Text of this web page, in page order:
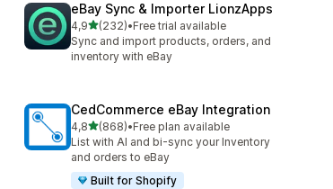
eBay Sync & Importer LionzApps
4,95 yıldız üzerinden
(232)
toplam 232 değerlendirme
•Free trial available
Sync and import products, orders, and
inventory with eBay
CedCommerce eBay Integration
4,85 yıldız üzerinden
(868)
toplam 868 değerlendirme
•Free plan available
List with AI and bi-sync your Inventory
and orders to eBay
Built for Shopify